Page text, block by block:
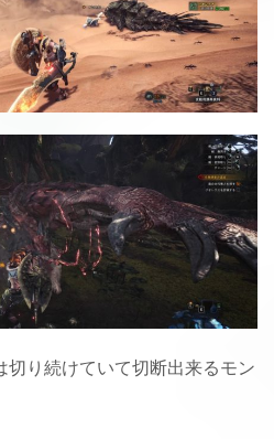
り続けていて切断出来るモン